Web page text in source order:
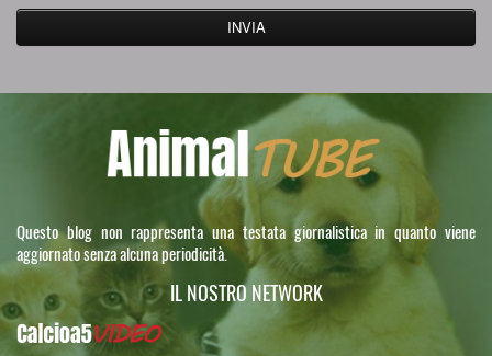
Questo blog non rappresenta una testata giornalistica in quanto viene
aggiornato senza alcuna periodicità.
IL NOSTRO NETWORK
Calcioa5Video